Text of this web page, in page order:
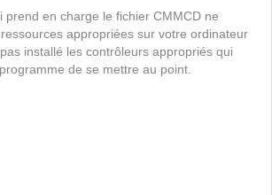
prend en charge le fichier CMMCD ne
appropriées sur votre ordinateur
installé les contrôleurs appropriés qui
de se mettre au point.